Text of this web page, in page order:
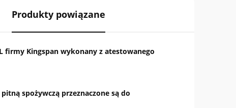
płatności
Produkty powiązane
firmy Kingspan wykonany z atestowanego
pitną spożywczą przeznaczone są do